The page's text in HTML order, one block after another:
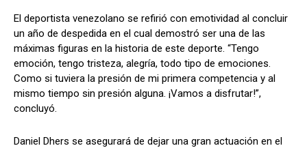
El deportista venezolano se refirió con emotividad al concluir
un año de despedida en el cual demostró ser una de las
máximas figuras en la historia de este deporte. “Tengo
emoción, tengo tristeza, alegría, todo tipo de emociones.
Como si tuviera la presión de mi primera competencia y al
mismo tiempo sin presión alguna. ¡Vamos a disfrutar!”,
concluyó.
Daniel Dhers se asegurará de dejar una gran actuación en el